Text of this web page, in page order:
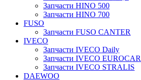
Запчасти HINO 500
Запчасти HINO 700
FUSO
Запчасти FUSO CANTER
IVECO
Запчасти IVECO Daily
Запчасти IVECO
Запчасти IVECO STRALIS
DAEWOO